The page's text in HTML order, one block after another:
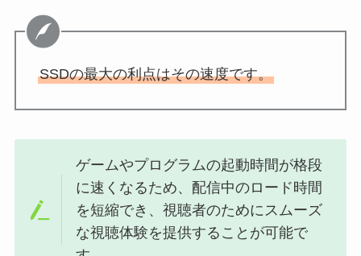
SSDの最大の利点はその速度です。
ゲームやプログラムの起動時間が格段
に速くなるため、配信中のロード時間
を短縮でき、視聴者のためにスムーズ
な視聴体験を提供することが可能で